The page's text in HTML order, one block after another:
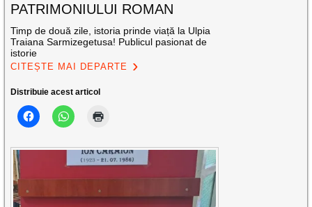
PATRIMONIULUI ROMAN
Timp de două zile, istoria prinde viață la Ulpia
Traiana Sarmizegetusa! Publicul pasionat de
istorie
CITEȘTE MAI DEPARTE
Distribuie acest articol